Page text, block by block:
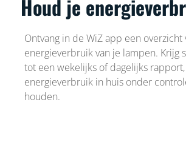
Houd je
Ontvang in de WiZ app een overzicht
energieverbruik van je lampen. Krijg
tot een wekelijks of dagelijks
energieverbruik in huis onder
houden.